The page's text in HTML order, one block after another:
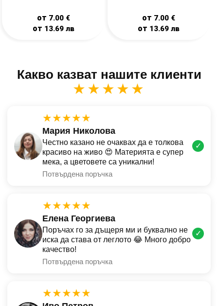
от 7.00 €
от 13.69 лв
от 7.00 €
от 13.69лв
Какво казват нашите клиенти
★★★★★
★★★★★
Мария Николова
Честно казано не очаквах да е толкова
красиво на живо 😍 Материята е супер
мека, а цветовете са уникални!
Потвърдена поръчка
✓
★★★★★
Елена Георгиева
Поръчах го за дъщеря ми и буквално не
иска да става от леглото 😂 Много добро
качество!
Потвърдена поръчка
✓
★★★★★